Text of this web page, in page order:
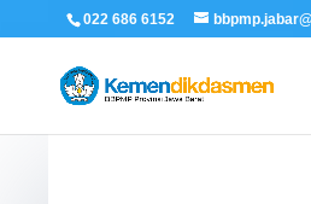
022 686 6152